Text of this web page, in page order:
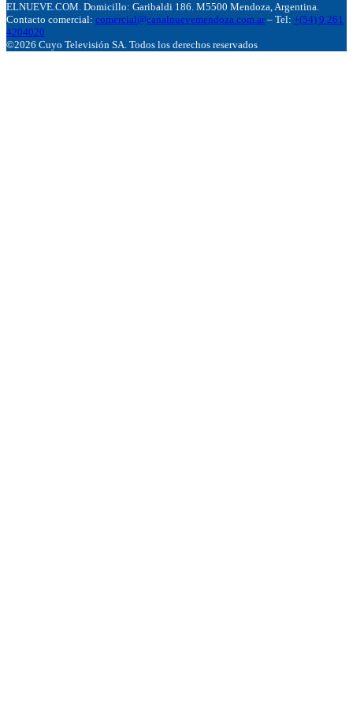
ELNUEVE.COM. Domicillo: Garibaldi 186. M5500 Mendoza, Argentina.
Contacto comercial: comercial@canalnuevemendoza.com.ar – Tel: +(54) 9 261
4204020
©2026 Cuyo Televisión SA. Todos los derechos reservados